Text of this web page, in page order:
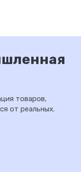
товаров,
от реальных.